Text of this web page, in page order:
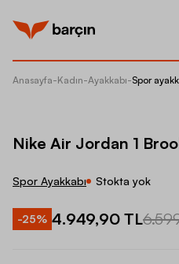
Anasayfa-Kadın-Ayakkabı-Spor
Nike Air Jordan 1
Spor Ayakkabı Stokta yok
-25% 4.949,90 TL